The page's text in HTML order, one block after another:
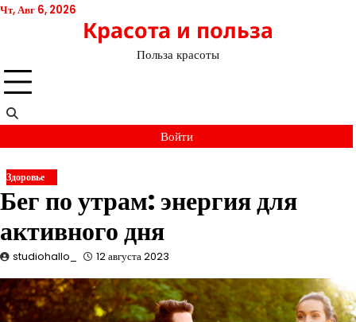
Перейти
Чт, Авг 6, 2026
Красота и польза
Польза красоты
Войти
Здоровье
Бег по утрам: энергия для
активного дня
studiohallo_ 12 августа 2023